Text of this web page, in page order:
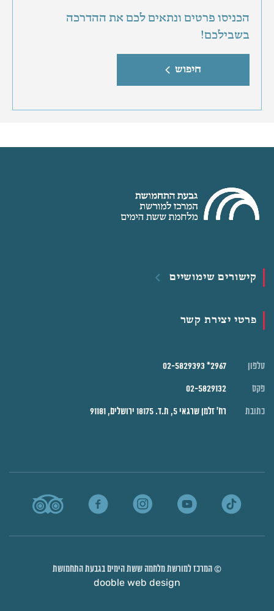
הכניסו פרטים ונתאים לכם את ההדרכה
בשבילכם!
חיפוש
קישורים שימושיים
פרטי יצירת קשר
טלפון
פקס
כתובת
רח' זלמן שרגאי 5, ת.ד. 18175 ירושלים, 91181
© המרכז למורשת מלחמה ששת הימים בגבעת התחמושת
dooble web design